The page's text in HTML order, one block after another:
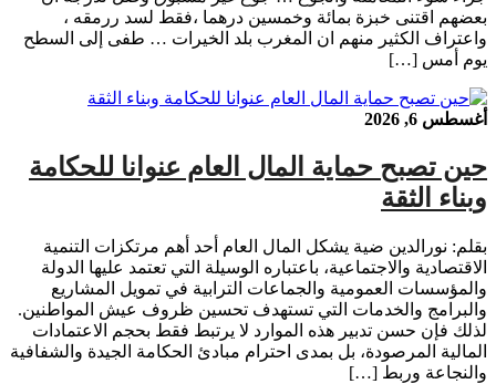
بعضهم اقتنى خبزة بمائة وخمسين درهما ،فقط لسد ررمقه ،
واعتراف الكثير منهم ان المغرب بلد الخيرات … طفى إلى السطح
يوم أمس […]
أغسطس 6, 2026
حين تصبح حماية المال العام عنوانا للحكامة
وبناء الثقة
بقلم: نورالدين ضية يشكل المال العام أحد أهم مرتكزات التنمية
الاقتصادية والاجتماعية، باعتباره الوسيلة التي تعتمد عليها الدولة
والمؤسسات العمومية والجماعات الترابية في تمويل المشاريع
والبرامج والخدمات التي تستهدف تحسين ظروف عيش المواطنين.
لذلك فإن حسن تدبير هذه الموارد لا يرتبط فقط بحجم الاعتمادات
المالية المرصودة، بل بمدى احترام مبادئ الحكامة الجيدة والشفافية
والنجاعة وربط […]